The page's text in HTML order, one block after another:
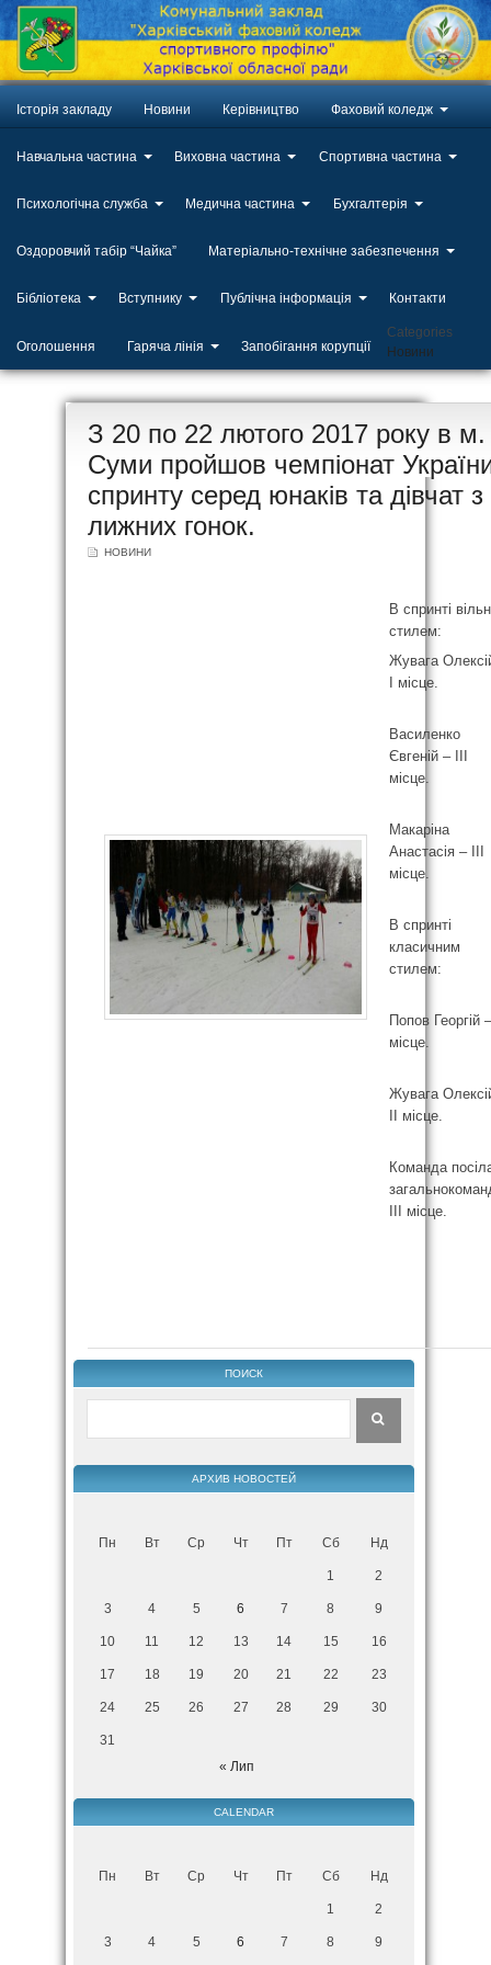
Історія закладу Новини Керівництво Фаховий коледж
Навчальна частина Виховна частина Спортивна частина
Психологічна служба Медична частина Бухгалтерія
Оздоровчий табір “Чайка” Матеріально-технічне забезпечення
Бібліотека Вступнику Публічна інформація Контакти
Оголошення Гаряча лінія Запобігання корупції
Categories
Новини
20
З 20 по 22 лютого 2017 року в м.
Суми пройшов чемпіонат України
спринту серед юнаків та дівчат з
лижних гонок.
НОВИНИ
В спринті
стилем:
Жувага
І місце.
Василенко
Євгеній – ІІІ
місце.
Макаріна
Анастасія – ІІІ
місце.
В спринті
класичним
стилем:
Попов Георгій
місце.
Жувага
ІІ місце.
Команда
ІІІ місце.
ПОИСК
АРХИВ НОВОСТЕЙ
Пн Вт Ср Чт Пт Сб Нд
1 2
3 4 5 6 7 8 9
10 11 12 13 14 15 16
17 18 19 20 21 22 23
24 25 26 27 28 29 30
31
« Лип
CALENDAR
Пн Вт Ср Чт Пт Сб Нд
1 2
3 4 5 6 7 8 9